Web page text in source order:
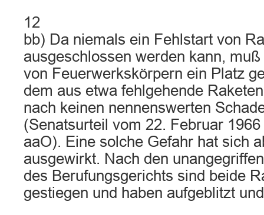
12
bb) Da niemals ein Fehlstart von
ausgeschlossen werden kann,
von Feuerwerkskörpern ein Platz
dem aus etwa fehlgehende
nach keinen nennenswerten
(Senatsurteil vom 22. Februar
aaO). Eine solche Gefahr hat sich
ausgewirkt. Nach den
des Berufungsgerichts sind beide
gestiegen und haben aufgeblitzt